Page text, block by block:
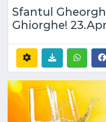
Sfantul
Ghiorghe!